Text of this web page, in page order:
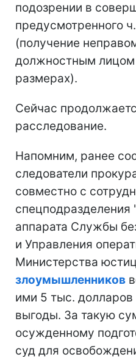
подозрении в
предусмотренного
(получение
должностным лицом
размерах).
Сейчас
расследование.
Напомним, ранее
следователи
совместно с
спецподразделения
аппарата Службы
и Управления
Министерства
злоумышленников
ими 5 тыс.
выгоды. За такую
осужденному
суд для